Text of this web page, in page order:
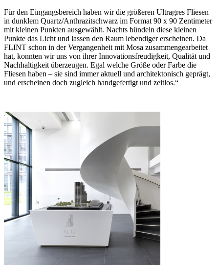
Für den Eingangsbereich haben wir die größeren Ultragres Fliesen
in dunklem Quartz/Anthrazitschwarz im Format 90 x 90 Zentimeter
mit kleinen Punkten ausgewählt. Nachts bündeln diese kleinen
Punkte das Licht und lassen den Raum lebendiger erscheinen. Da
FLINT schon in der Vergangenheit mit Mosa zusammengearbeitet
hat, konnten wir uns von ihrer Innovationsfreudigkeit, Qualität und
Nachhaltigkeit überzeugen. Egal welche Größe oder Farbe die
Fliesen haben – sie sind immer aktuell und architektonisch geprägt,
und erscheinen doch zugleich handgefertigt und zeitlos.“